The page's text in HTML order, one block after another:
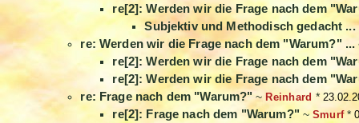
re[2]: Werden wir die Frage nach dem
Subjektiv und Methodisch gedacht ...
re: Werden wir die Frage nach dem "Warum?" ...
re[2]: Werden wir die Frage nach dem
re[2]: Werden wir die Frage nach dem
re: Frage nach dem "Warum?"~ Reinhard *
re[2]: Frage nach dem "Warum?" ~ Smurf*